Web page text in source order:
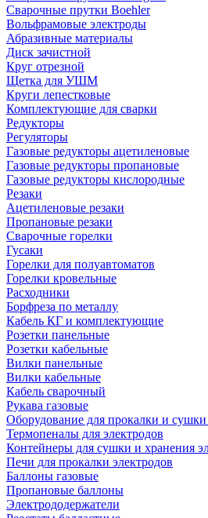
Сварочные прутки Boehler
Вольфрамовые электроды
Абразивные материалы
Диск зачистной
Круг отрезной
Щетка для УШМ
Круги лепестковые
Комплектующие для сварки
Редукторы
Регуляторы
Газовые редукторы ацетиленовые
Газовые редукторы пропановые
Газовые редукторы кислородные
Резаки
Ацетиленовые резаки
Пропановые резаки
Сварочные горелки
Гусаки
Горелки для полуавтоматов
Горелки кровельные
Расходники
Борфреза по металлу
Кабель КГ и комплектующие
Розетки панельные
Розетки кабельные
Вилки панельные
Вилки кабельные
Кабель сварочный
Рукава газовые
Оборудование для прокалки и сушки
Термопеналы для электродов
Контейнеры для сушки и хранения
Печи для прокалки электродов
Баллоны газовые
Пропановые баллоны
Электрододержатели